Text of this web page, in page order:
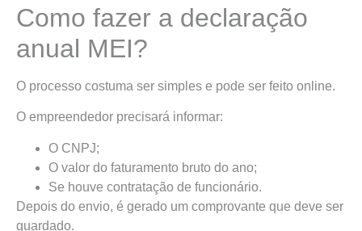
Como fazer a declaração
anual MEI?
O processo costuma ser simples e pode ser feito online.
O empreendedor precisará informar:
O CNPJ;
O valor do faturamento bruto do ano;
Se houve contratação de funcionário.
Depois do envio, é gerado um comprovante que deve ser
guardado.